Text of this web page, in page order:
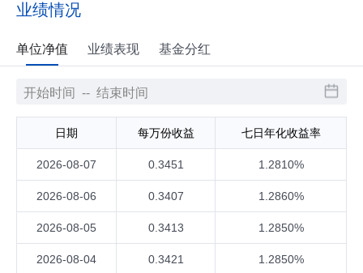
业绩情况
单位净值 业绩表现 基金分红
日期 每万份收益 七日年化收益率
2026-08-07 0.3451 1.2810%
2026-08-06 0.3407 1.2860%
2026-08-05 0.3413 1.2850%
2026-08-04 0.3421 1.2850%